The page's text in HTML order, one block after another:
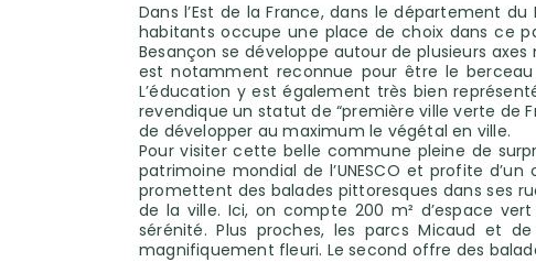
Dans l’Est de la France, dans le département
habitants occupe une place de choix dans ce
Besançon se développe autour de plusieurs
est notamment reconnue pour être le berceau
L’éducation y est également très bien
revendique un statut de “première ville verte de
de développer au maximum le végétal en ville.
Pour visiter cette belle commune pleine de
patrimoine mondial de l’UNESCO et profite
promettent des balades pittoresques dans ses
de la ville. Ici, on compte 200 m² d’espace
sérénité. Plus proches, les parcs Micaud et
magnifiquement fleuri. Le second offre des